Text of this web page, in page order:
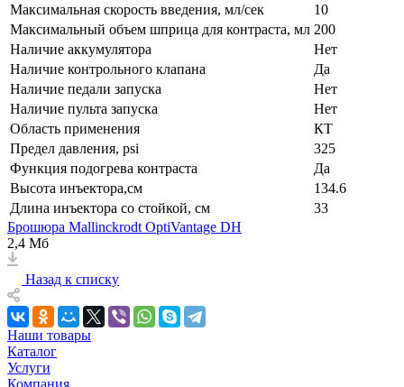
Максимальная скорость введения, мл/сек
10
Максимальный объем шприца для контраста, мл 200
Наличие аккумулятора
Нет
Наличие контрольного клапана
Да
Наличие педали запуска
Нет
Наличие пульта запуска
Нет
Область применения
КТ
Предел давления, psi
325
Функция подогрева контраста
Да
Высота инъектора,см
134.6
Длина инъектора со стойкой, см
33
Брошюра Mallinckrodt OptiVantage DH
2,4 Мб
Назад к списку
Наши товары
Каталог
Услуги
Компания